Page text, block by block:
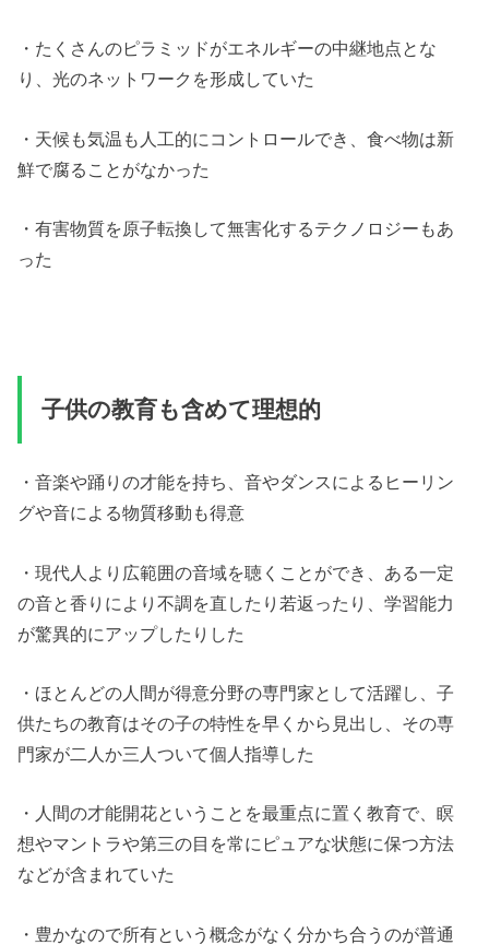
・たくさんのピラミッドがエネルギーの中継地点とな
り、光のネットワークを形成していた
・天候も気温も人工的にコントロールでき、食べ物は新
鮮で腐ることがなかった
・有害物質を原子転換して無害化するテクノロジーもあ
った
子供の教育も含めて理想的
・音楽や踊りの才能を持ち、音やダンスによるヒーリン
グや音による物質移動も得意
・現代人より広範囲の音域を聴くことができ、ある一定
の音と香りにより不調を直したり若返ったり、学習能力
が驚異的にアップしたりした
・ほとんどの人間が得意分野の専門家として活躍し、子
供たちの教育はその子の特性を早くから見出し、その専
門家が二人か三人ついて個人指導した
・人間の才能開花ということを最重点に置く教育で、瞑
想やマントラや第三の目を常にピュアな状態に保つ方法
などが含まれていた
・豊かなので所有という概念がなく分かち合うのが普通